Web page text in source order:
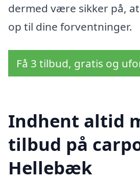
dermed være sikker på,
op til dine forventninger.
Få 3 tilbud, gratis og
Indhent altid
tilbud på
Hellebæk